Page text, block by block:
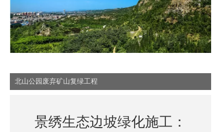
北山公园废弃矿山复绿工程
景绣生态边坡绿化施工：